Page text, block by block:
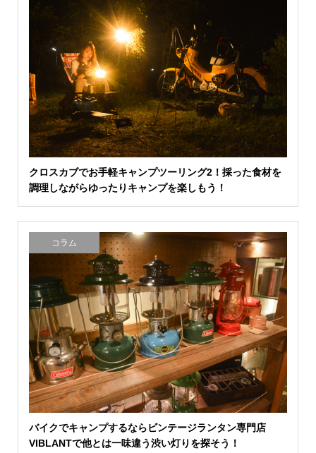
クロスカブでお手軽キャンプツーリング2！採った食材を
調理しながらゆったりキャンプを楽しもう！
コラム
バイクでキャンプするならビンテージランタン専門店
VIBLANTで他とは一味違う渋い灯りを探そう！